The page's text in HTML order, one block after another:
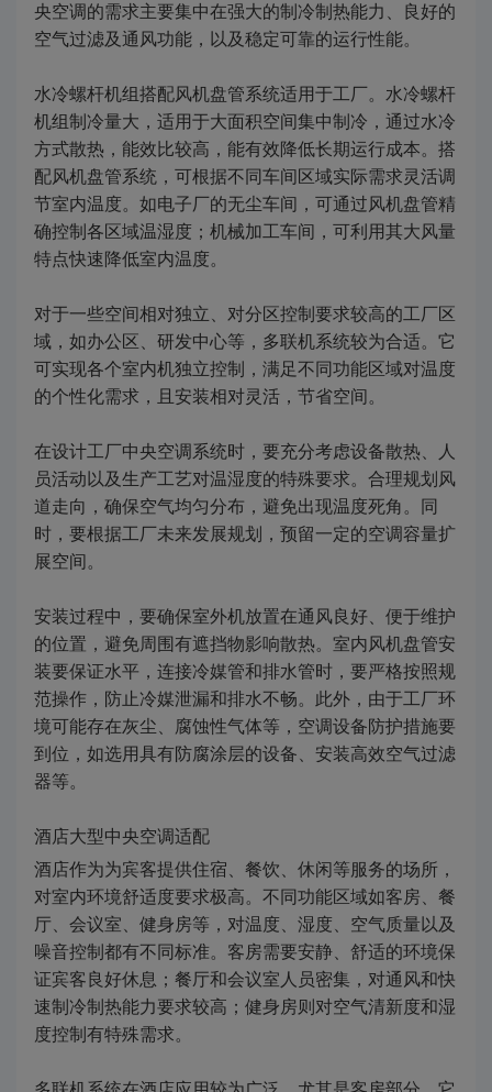
央空调的需求主要集中在强大的制冷制热能力、良好的
空气过滤及通风功能，以及稳定可靠的运行性能。
水冷螺杆机组搭配风机盘管系统适用于工厂。水冷螺杆
机组制冷量大，适用于大面积空间集中制冷，通过水冷
方式散热，能效比较高，能有效降低长期运行成本。搭
配风机盘管系统，可根据不同车间区域实际需求灵活调
节室内温度。如电子厂的无尘车间，可通过风机盘管精
确控制各区域温湿度；机械加工车间，可利用其大风量
特点快速降低室内温度。
对于一些空间相对独立、对分区控制要求较高的工厂区
域，如办公区、研发中心等，多联机系统较为合适。它
可实现各个室内机独立控制，满足不同功能区域对温度
的个性化需求，且安装相对灵活，节省空间。
在设计工厂中央空调系统时，要充分考虑设备散热、人
员活动以及生产工艺对温湿度的特殊要求。合理规划风
道走向，确保空气均匀分布，避免出现温度死角。同
时，要根据工厂未来发展规划，预留一定的空调容量扩
展空间。
安装过程中，要确保室外机放置在通风良好、便于维护
的位置，避免周围有遮挡物影响散热。室内风机盘管安
装要保证水平，连接冷媒管和排水管时，要严格按照规
范操作，防止冷媒泄漏和排水不畅。此外，由于工厂环
境可能存在灰尘、腐蚀性气体等，空调设备防护措施要
到位，如选用具有防腐涂层的设备、安装高效空气过滤
器等。
酒店大型中央空调适配
酒店作为为宾客提供住宿、餐饮、休闲等服务的场所，
对室内环境舒适度要求极高。不同功能区域如客房、餐
厅、会议室、健身房等，对温度、湿度、空气质量以及
噪音控制都有不同标准。客房需要安静、舒适的环境保
证宾客良好休息；餐厅和会议室人员密集，对通风和快
速制冷制热能力要求较高；健身房则对空气清新度和湿
度控制有特殊需求。